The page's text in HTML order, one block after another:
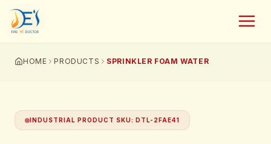
HOME PRODUCTS SPRINKLER FOAM WATER
INDUSTRIAL PRODUCT SKU: DTL-2FAE41